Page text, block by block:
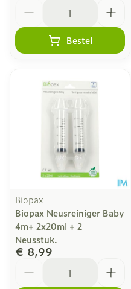
Bestel
Biopax
Biopax Neusreiniger Baby
4m+ 2x20ml + 2
Neusstuk.
€ 8,99